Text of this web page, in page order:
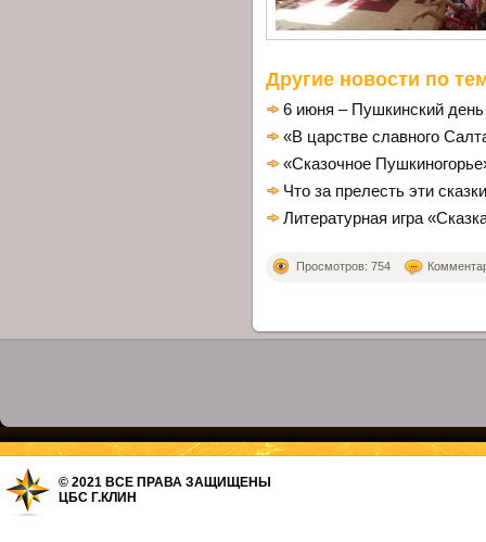
Другие новости по
6 июня – Пушкинский
«В царстве славного
«Сказочное
Что за прелесть эти
Литературная игра
Просмотров: 754
© 2021 ВСЕ ПРАВА ЗАЩИЩЕНЫ
ЦБС Г.КЛИН